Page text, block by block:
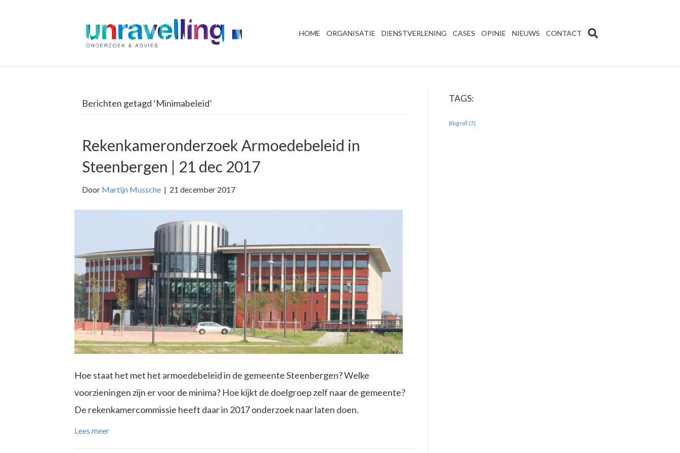
HOME ORGANISATIE DIENSTVERLENING CASES OPINIE NIEUWS CONTACT
Berichten getagd ‘Minimabeleid’
Rekenkameronderzoek Armoedebeleid in
Steenbergen | 21 dec 2017
Door Martijn Mussche | 21 december 2017
Hoe staat het met het armoedebeleid in de gemeente Steenbergen? Welke
voorzieningen zijn er voor de minima? Hoe kijkt de doelgroep zelf naar de gemeente?
De rekenkamercommissie heeft daar in 2017 onderzoek naar laten doen.
Lees meer
TAGS:
Blogroll (7)